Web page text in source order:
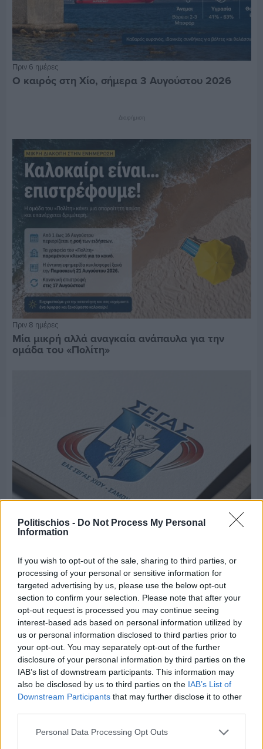
Politischios - Do Not Process My Personal
Information
If you wish to opt-out of the sale, sharing to third parties, or
processing of your personal or sensitive information for
targeted advertising by us, please use the below opt-out
section to confirm your selection. Please note that after your
opt-out request is processed you may continue seeing
interest-based ads based on personal information utilized by
us or personal information disclosed to third parties prior to
your opt-out. You may separately opt-out of the further
disclosure of your personal information by third parties on the
IAB’s list of downstream participants. This information may
also be disclosed by us to third parties on the IAB’s List of
Downstream Participants that may further disclose it to other
Personal Data Processing Opt Outs
Πριν 6 ημέρες
Ο καιρός στη Χίο, σήμερα 3 Αυγούστου 2026
Διαφήμιση
Πριν 8 ημέρες
Μία μικρή αλλά αναγκαία ανάπαυλα για την
ομάδα του «Πολίτη»
Πριν 8 ημέρες
Τρίτος στη σφαιροβολία στη διεθνή συνάντηση
Ελλάδας–Κύπρου Κ18 ο Δημήτρης Τέλλιος